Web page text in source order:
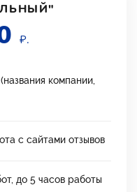
₽.
компании,
с сайтами отзывов
до 5 часов работы